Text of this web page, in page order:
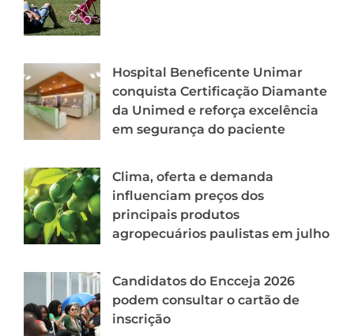
Hospital Beneficente Unimar
conquista Certificação Diamante
da Unimed e reforça excelência
em segurança do paciente
Clima, oferta e demanda
influenciam preços dos
principais produtos
agropecuários paulistas em julho
Candidatos do Encceja 2026
podem consultar o cartão de
inscrição